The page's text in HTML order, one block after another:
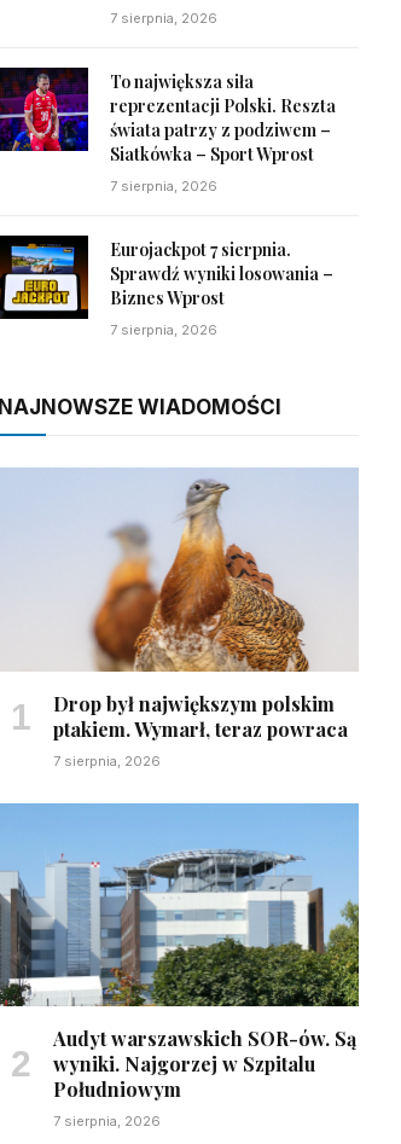
7 sierpnia, 2026
To największa siła
reprezentacji Polski. Reszta
świata patrzy z podziwem –
Siatkówka – Sport Wprost
7 sierpnia, 2026
Eurojackpot 7 sierpnia.
Sprawdź wyniki losowania –
Biznes Wprost
7 sierpnia, 2026
NAJNOWSZE WIADOMOŚCI
Drop był największym polskim
ptakiem. Wymarł, teraz powraca
7 sierpnia, 2026
Audyt warszawskich SOR-ów. Są
wyniki. Najgorzej w Szpitalu
Południowym
7 sierpnia, 2026